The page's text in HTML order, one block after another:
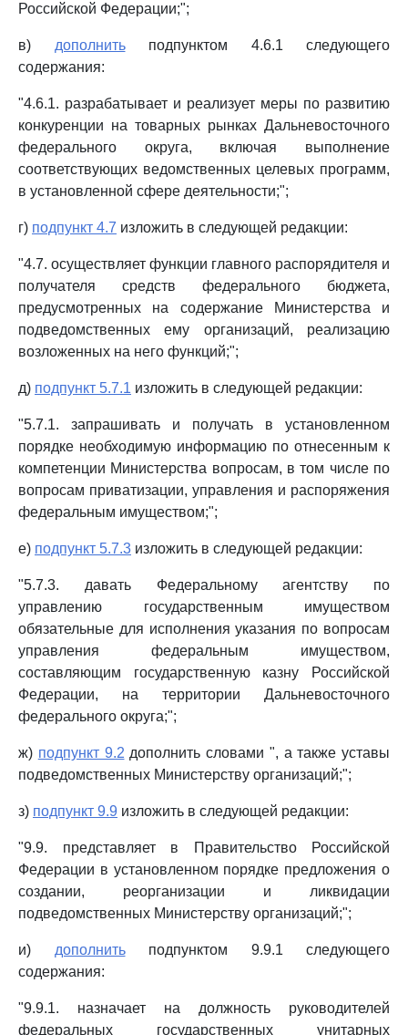
Российской Федерации;";
в) дополнитьподпунктом 4.6.1 следующего
содержания:
"4.6.1. разрабатывает и реализует меры по развитию
конкуренции на товарных рынках Дальневосточного
федерального округа, включая выполнение
соответствующих ведомственных целевых программ,
в установленной сфере деятельности;";
г) подпункт 4.7 изложить в следующей редакции:
"4.7. осуществляет функции главного распорядителя и
получателя средств федерального бюджета,
предусмотренных на содержание Министерства и
подведомственных ему организаций, реализацию
возложенных на него функций;";
д) подпункт 5.7.1 изложить в следующей редакции:
"5.7.1. запрашивать и получать в установленном
порядке необходимую информацию по отнесенным к
компетенции Министерства вопросам, в том числе по
вопросам приватизации, управления и распоряжения
федеральным имуществом;";
е) подпункт 5.7.3 изложить в следующей редакции:
"5.7.3. давать Федеральному агентству по
управлению государственным имуществом
обязательные для исполнения указания по вопросам
управления федеральным имуществом,
составляющим государственную казну Российской
Федерации, на территории Дальневосточного
федерального округа;";
ж) подпункт 9.2 дополнить словами ", а также уставы
подведомственных Министерству организаций;";
з) подпункт 9.9 изложить в следующей редакции:
"9.9. представляет в Правительство Российской
Федерации в установленном порядке предложения о
создании, реорганизации и ликвидации
подведомственных Министерству организаций;";
и) дополнитьподпунктом 9.9.1 следующего
содержания:
"9.9.1. назначает на должность руководителей
федеральных государственных унитарных